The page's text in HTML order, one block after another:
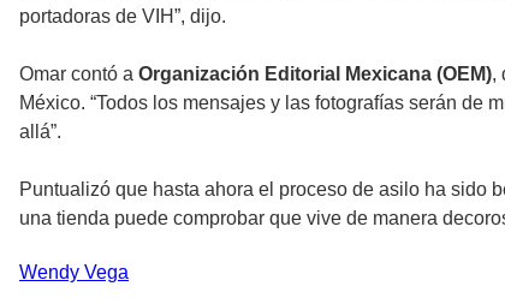
portadoras de VIH”, dijo.
Omar contó a Organización Editorial Mexicana (OEM),
México. “Todos los mensajes y las fotografías serán de
allá”.
Puntualizó que hasta ahora el proceso de asilo ha sido
una tienda puede comprobar que vive de manera
Wendy Vega